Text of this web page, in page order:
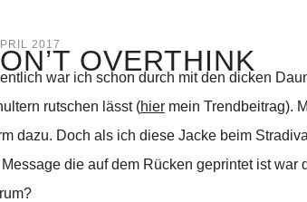
2017 OVERTHINK
war ich schon durch mit den dicken
rutschen lässt (hier mein Trendbeitrag).
dazu. Doch als ich diese Jacke beim
die auf dem Rücken geprintet ist